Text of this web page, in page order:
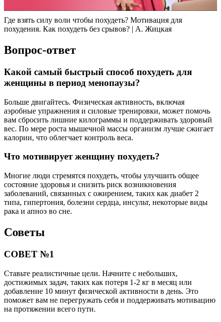
Где взять силу воли чтобы похудеть? Мотивация для
похудения. Как похудеть без срывов? | А. Жицкая
Вопрос-ответ
Какой самый быстрый способ похудеть для
женщины в период менопаузы?
Больше двигайтесь. Физическая активность, включая
аэробные упражнения и силовые тренировки, может помочь
вам сбросить лишние килограммы и поддерживать здоровый
вес. По мере роста мышечной массы организм лучше сжигает
калории, что облегчает контроль веса.
Что мотивирует женщину похудеть?
Многие люди стремятся похудеть, чтобы улучшить общее
состояние здоровья и снизить риск возникновения
заболеваний, связанных с ожирением, таких как диабет 2
типа, гипертония, болезни сердца, инсульт, некоторые виды
рака и апноэ во сне.
Советы
СОВЕТ №1
Ставьте реалистичные цели. Начните с небольших,
достижимых задач, таких как потеря 1-2 кг в месяц или
добавление 10 минут физической активности в день. Это
поможет вам не перегружать себя и поддерживать мотивацию
на протяжении всего пути.